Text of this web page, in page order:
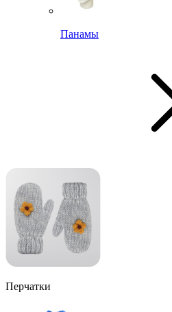
Панамы
Перчатки